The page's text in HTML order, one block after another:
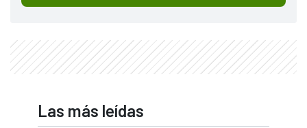
Las más leídas